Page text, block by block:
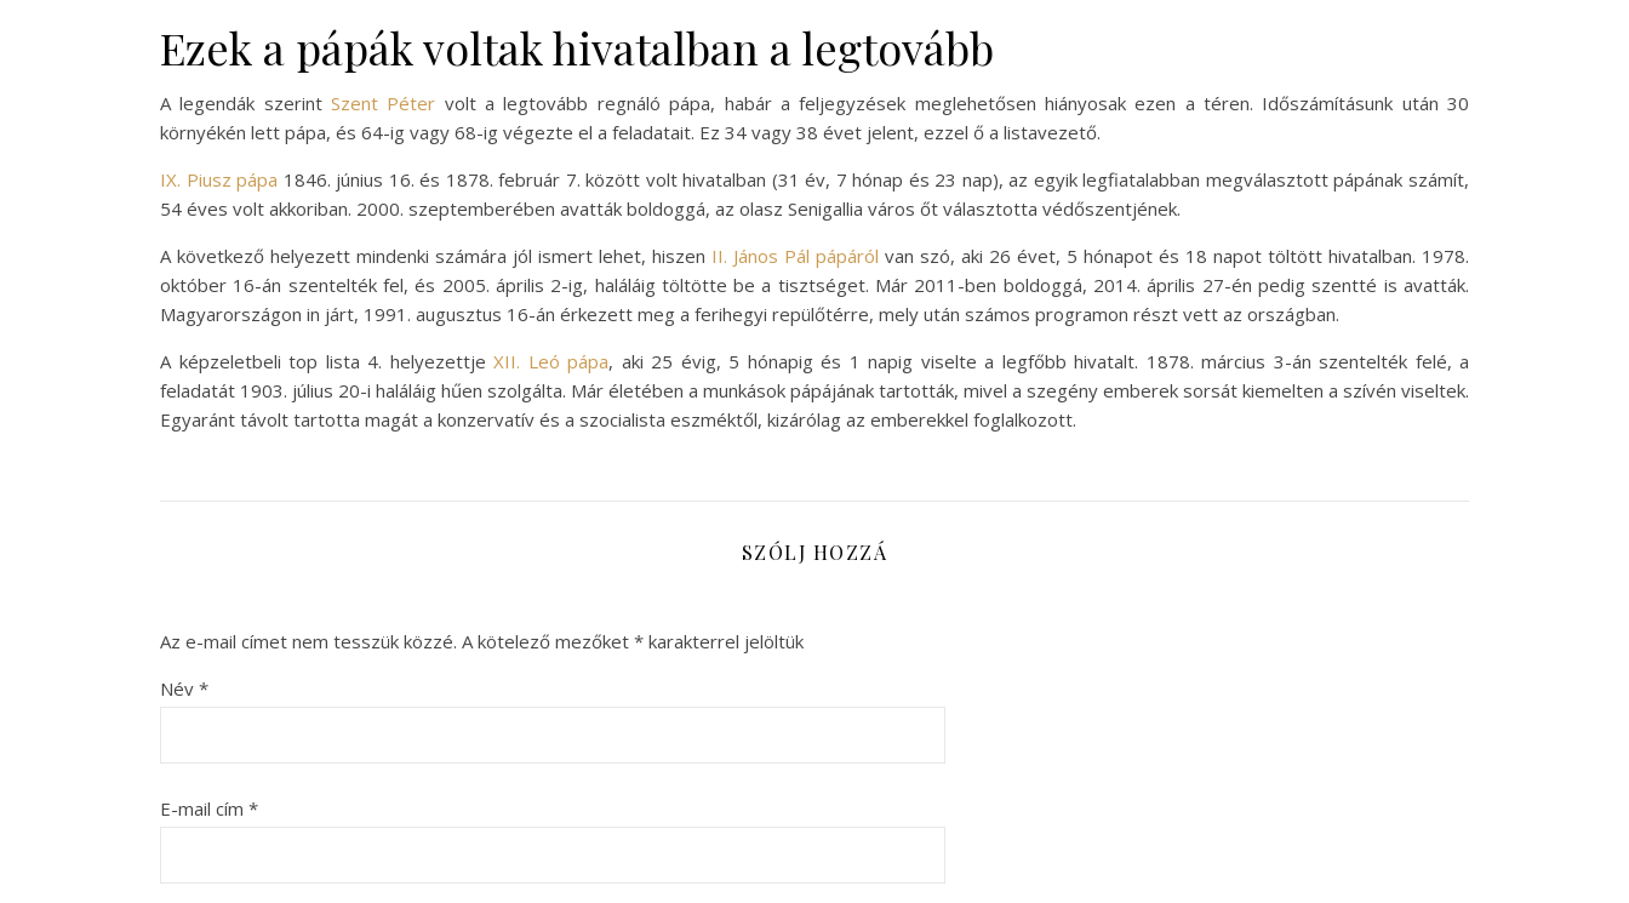
Ezek a pápák voltak hivatalban a legtovább
A legendák szerintSzent Péter volt a legtovább regnáló pápa, habár a feljegyzések meglehetősen hiányosak ezen a téren. Időszámításunk után 30
környékén lett pápa, és 64-ig vagy 68-ig végezte el a feladatait. Ez 34 vagy 38 évet jelent, ezzel ő a listavezető.
IX. Piusz pápa 1846. június 16. és 1878. február 7. között volt hivatalban (31 év, 7 hónap és 23 nap), az egyik legfiatalabban megválasztott pápának számít,
54 éves volt akkoriban. 2000. szeptemberében avatták boldoggá, az olasz Senigallia város őt választotta védőszentjének.
A következő helyezett mindenki számára jól ismert lehet, hiszen II. János Pál pápáról van szó, aki 26 évet, 5 hónapot és 18 napot töltött hivatalban. 1978.
október 16-án szentelték fel, és 2005. április 2-ig, haláláig töltötte be a tisztséget. Már 2011-ben boldoggá, 2014. április 27-én pedig szentté is avatták.
Magyarországon in járt, 1991. augusztus 16-án érkezett meg a ferihegyi repülőtérre, mely után számos programon részt vett az országban.
A képzeletbeli top lista 4. helyezettje XII. Leó pápa, aki 25 évig, 5 hónapig és 1 napig viselte a legfőbb hivatalt. 1878. március 3-án szentelték felé, a
feladatát 1903. július 20-i haláláig hűen szolgálta. Már életében a munkások pápájának tartották, mivel a szegény emberek sorsát kiemelten a szívén viseltek.
Egyaránt távolt tartotta magát a konzervatív és a szocialista eszméktől, kizárólag az emberekkel foglalkozott.
SZÓLJ HOZZÁ
Az e-mail címet nem tesszük közzé. A kötelező mezőket * karakterrel jelöltük
Név *
E-mail cím *